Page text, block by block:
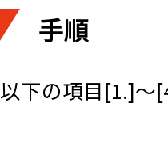
手順
以下の項目[1.]～